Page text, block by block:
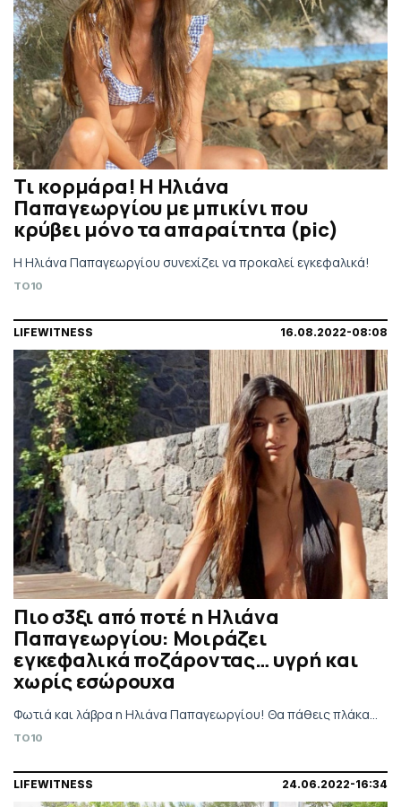
Τι κορμάρα! Η Ηλιάνα
Παπαγεωργίου με μπικίνι που
κρύβει μόνο τα απαραίτητα (pic)
Η Ηλιάνα Παπαγεωργίου συνεχίζει να προκαλεί εγκεφαλικά!
TO10
LIFEWITNESS 16.08.2022-08:08
Πιο σ3ξι από ποτέ η Ηλιάνα
Παπαγεωργίου: Μοιράζει
εγκεφαλικά ποζάροντας… υγρή και
χωρίς εσώρουχα
Φωτιά και λάβρα η Ηλιάνα Παπαγεωργίου! Θα πάθεις πλάκα...
TO10
LIFEWITNESS 24.06.2022-16:34